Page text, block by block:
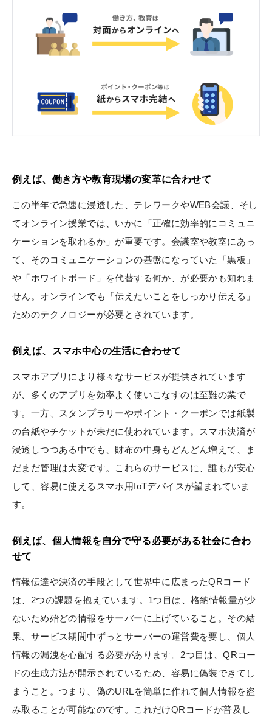
例えば、働き方や教育現場の変革に合わせて
この半年で急速に浸透した、テレワークやWEB会議、そし
てオンライン授業では、いかに「正確に効率的にコミュニ
ケーションを取れるか」が重要です。会議室や教室にあっ
て、そのコミュニケーションの基盤になっていた「黒板」
や「ホワイトボード」を代替する何か、が必要かも知れま
せん。オンラインでも「伝えたいことをしっかり伝える」
ためのテクノロジーが必要とされています。
例えば、スマホ中心の生活に合わせて
スマホアプリにより様々なサービスが提供されています
が、多くのアプリを効率よく使いこなすのは至難の業で
す。一方、スタンプラリーやポイント・クーポンでは紙製
の台紙やチケットが未だに使われています。スマホ決済が
浸透しつつある中でも、財布の中身もどんどん増えて、ま
だまだ管理は大変です。これらのサービスに、誰もが安心
して、容易に使えるスマホ用IoTデバイスが望まれていま
す。
例えば、個人情報を自分で守る必要がある社会に合わ
せて
情報伝達や決済の手段として世界中に広まったQRコード
は、2つの課題を抱えています。1つ目は、格納情報量が少
ないため殆どの情報をサーバーに上げていること。その結
果、サービス期間中ずっとサーバーの運営費を要し、個人
情報の漏洩を心配する必要があります。2つ目は、QRコー
ドの生成方法が開示されているため、容易に偽装できてし
まうこと。つまり、偽のURLを簡単に作れて個人情報を盗
み取ることが可能なのです。これだけQRコードが普及し